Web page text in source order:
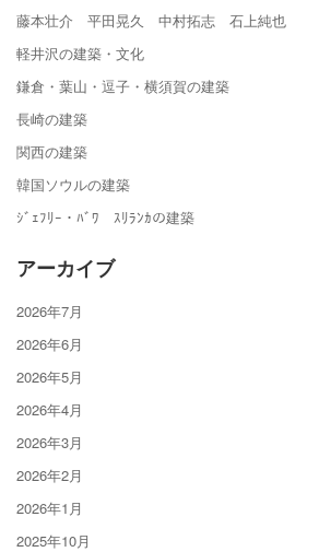
藤本壮介 平田晃久 中村拓志 石上純也
軽井沢の建築・文化
鎌倉・葉山・逗子・横須賀の建築
長崎の建築
関西の建築
韓国ソウルの建築
ｼﾞｪﾌﾘｰ・ﾊﾞﾜ ｽﾘﾗﾝｶの建築
アーカイブ
2026年7月
2026年6月
2026年5月
2026年4月
2026年3月
2026年2月
2026年1月
2025年10月